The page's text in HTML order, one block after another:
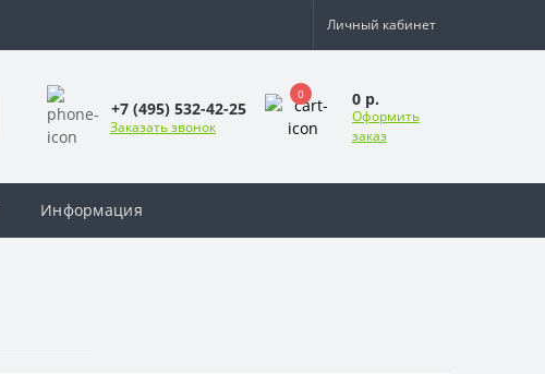
Личный кабинет
+7 (495) 532-42-25
Заказать звонок
0 0 р.
Оформить
заказ
Информация